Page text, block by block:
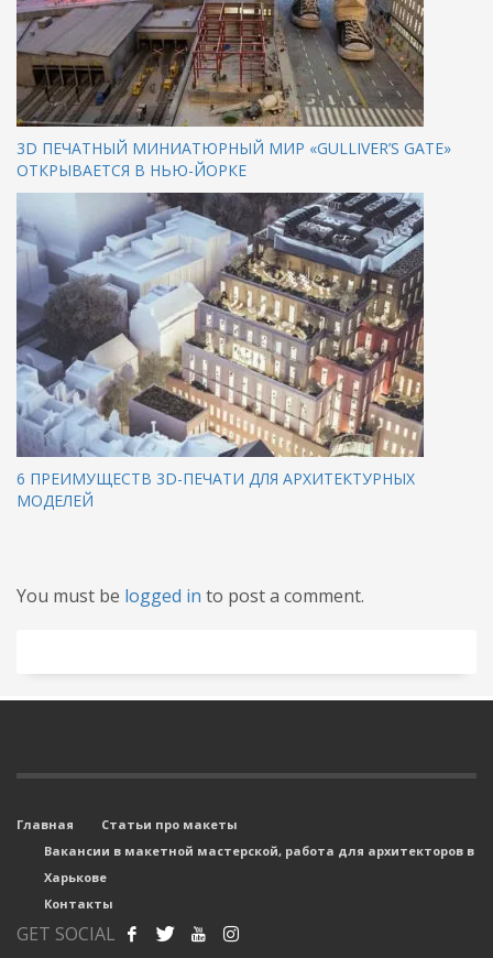
3D ПЕЧАТНЫЙ МИНИАТЮРНЫЙ МИР «GULLIVER’S GATE»
ОТКРЫВАЕТСЯ В НЬЮ-ЙОРКЕ
6 ПРЕИМУЩЕСТВ 3D-ПЕЧАТИ ДЛЯ АРХИТЕКТУРНЫХ
МОДЕЛЕЙ
You must be logged in to post a comment.
Главная
Статьи про макеты
Вакансии в макетной мастерской, работа для архитекторов в
Харькове
Контакты
GET SOCIAL